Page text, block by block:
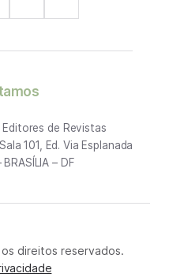
de Revistas
101, Ed. Via Esplanada
– DF
direitos reservados.